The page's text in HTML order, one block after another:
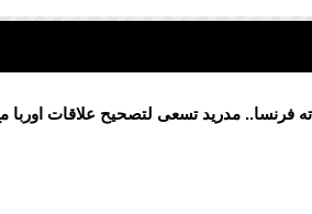
فرنسا.. مدريد تسعى لتصحيح علاقات اوربا